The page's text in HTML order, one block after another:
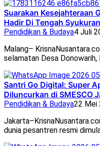
Suarakan Kesejahteraan
Hadir Di Tengah
Pendidikan & Budaya4 Juli
Malang–
selamatan Desa
Santri Go Digital: Super
Diluncurkan di SMESCO
Pendidikan & Budaya22 Mei
dunia pesantren resmi